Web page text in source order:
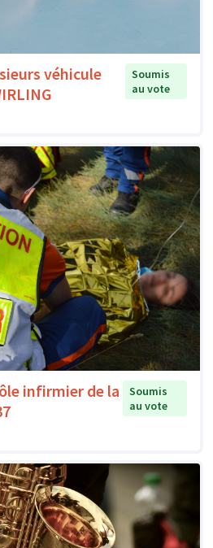
véhicule
Soumis
au vote
infirmier de la
Soumis
au vote